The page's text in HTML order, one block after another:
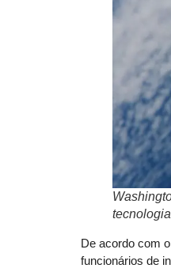
De acordo com o
funcionários de